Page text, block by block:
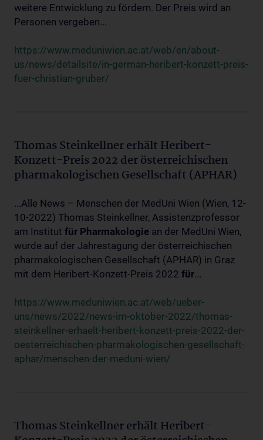
weitere Entwicklung zu fördern. Der Preis wird an
Personen vergeben...
https://www.meduniwien.ac.at/web/en/about-
us/news/detailsite/in-german-heribert-konzett-preis-
fuer-christian-gruber/
Thomas Steinkellner erhält Heribert-
Konzett-Preis 2022 der österreichischen
pharmakologischen Gesellschaft (APHAR)
...Alle News – Menschen der MedUni Wien (Wien, 12-
10-2022) Thomas Steinkellner, Assistenzprofessor
am Institut für Pharmakologie an der MedUni Wien,
wurde auf der Jahrestagung der österreichischen
pharmakologischen Gesellschaft (APHAR) in Graz
mit dem Heribert-Konzett-Preis 2022 für...
https://www.meduniwien.ac.at/web/ueber-
uns/news/2022/news-im-oktober-2022/thomas-
steinkellner-erhaelt-heribert-konzett-preis-2022-der-
oesterreichischen-pharmakologischen-gesellschaft-
aphar/menschen-der-meduni-wien/
Thomas Steinkellner erhält Heribert-